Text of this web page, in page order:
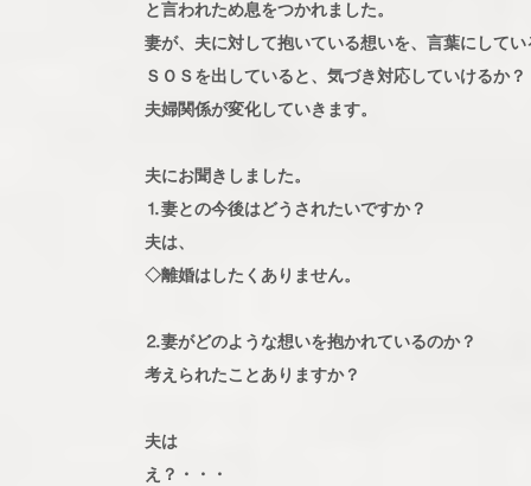
と言われため息をつかれました。
妻が、夫に対して抱いている想いを、言葉にしてい
ＳＯＳを出していると、気づき対応していけるか？
夫婦関係が変化していきます。
夫にお聞きしました。
⒈妻との今後はどうされたいですか？
夫は、
◇離婚はしたくありません。
⒉妻がどのような想いを抱かれているのか？
考えられたことありますか？
夫は
え？・・・